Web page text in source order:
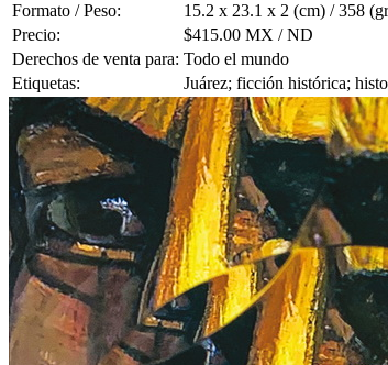
Formato / Peso:
15.2 x 23.1 x 2 (cm) / 358
Precio:
$415.00 MX / ND
Derechos de venta para: Todo el mundo
Etiquetas:
Juárez; ficción histórica;